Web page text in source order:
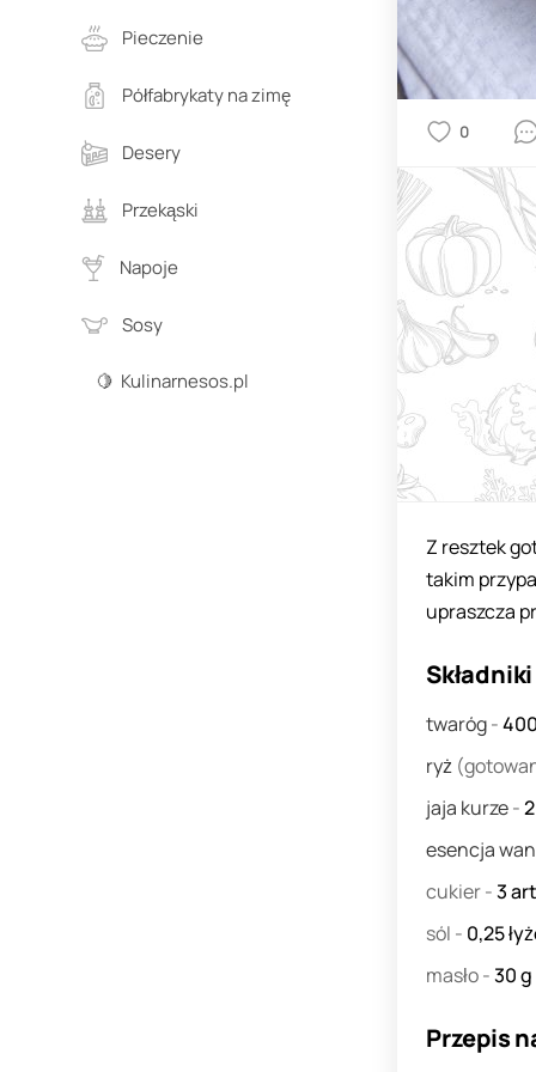
Pieczenie
Półfabrykaty na zimę
Desery
Przekąski
Napoje
Sosy
🍋 Kulinarnesos.pl
0
Z resztek
takim
upraszcza
Składniki
twaróg-
ryż
jaja kurze-
esencja
cukier-3
sól - 0,25
masło-30g
Przepis